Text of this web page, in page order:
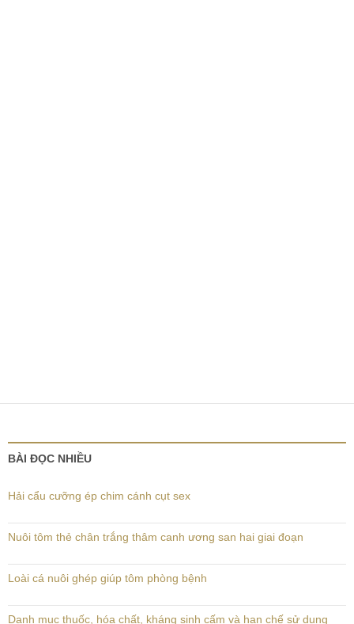
BÀI ĐỌC NHIỀU
Hải cẩu cưỡng ép chim cánh cụt sex
Nuôi tôm thẻ chân trắng thâm canh ương san hai giai đoạn
Loài cá nuôi ghép giúp tôm phòng bệnh
Danh mục thuốc, hóa chất, kháng sinh cấm và hạn chế sử dụng